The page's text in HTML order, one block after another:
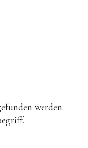
werden.